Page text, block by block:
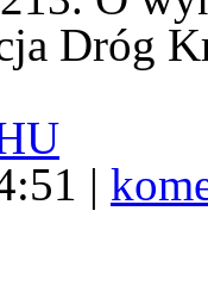
Dróg
|